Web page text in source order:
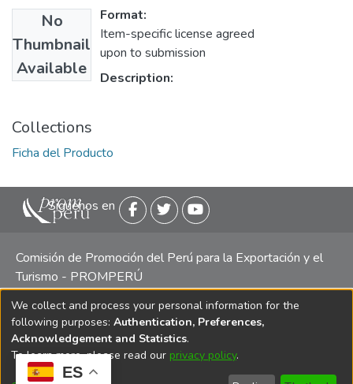
ES
No
Thumbnail
Available
Format:
Item-specific license agreed
upon to submission
Description:
Collections
Ficha del Producto
Siguenos en
Comisión de Promoción del Perú para la Exportación y el
Turismo - PROMPERÚ
Central telefónica: (511) 616 7300 / 616 7400 Calle Uno
Oeste 50, Edificio Mincetur, Pisos 13 y 14, San Isidro -
Lima
We collect and process your personal information for the
following purposes: Authentication, Preferences,
Acknowledgement and Statistics.
To learn more, please read our privacy policy.